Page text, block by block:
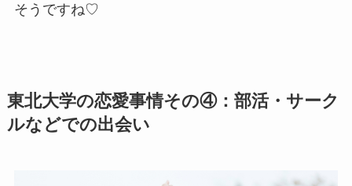
そうですね♡
東北大学の恋愛事情その④：部活・サーク
ルなどでの出会い